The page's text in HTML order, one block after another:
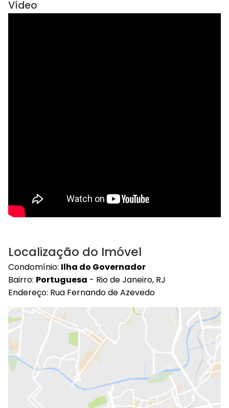
Vídeo
Localização do Imóvel
Condomínio: Ilha do Governador
Bairro: Portuguesa - Rio de Janeiro, RJ
Endereço: Rua Fernando de Azevedo